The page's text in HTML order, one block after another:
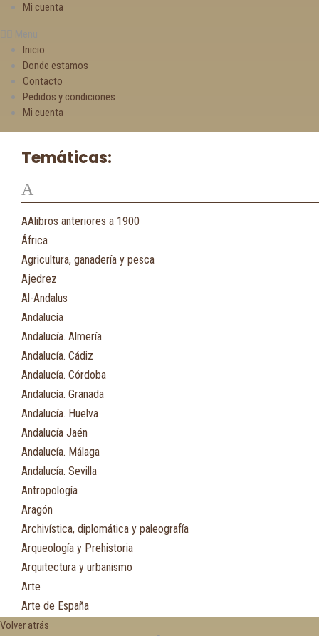
Mi cuenta
Menu
Inicio
Donde estamos
Contacto
Pedidos y condiciones
Mi cuenta
Temáticas:
A
AAlibros anteriores a 1900
África
Agricultura, ganadería y pesca
Ajedrez
Al-Andalus
Andalucía
Andalucía. Almería
Andalucía. Cádiz
Andalucía. Córdoba
Andalucía. Granada
Andalucía. Huelva
Andalucía Jaén
Andalucía. Málaga
Andalucía. Sevilla
Antropología
Aragón
Archivística, diplomática y paleografía
Arqueología y Prehistoria
Arquitectura y urbanismo
Arte
Arte de España
Asia
Volver atrás